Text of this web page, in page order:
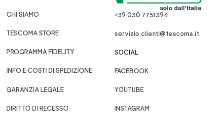
CHI SIAMO
TESCOMA STORE
PROGRAMMA FIDELITY
INFO E COSTI DI SPEDIZIONE
GARANZIA LEGALE
DIRITTO DI RECESSO
+39 030 7751394
servizio.clienti@tescoma.it
SOCIAL
FACEBOOK
YOUTUBE
INSTAGRAM